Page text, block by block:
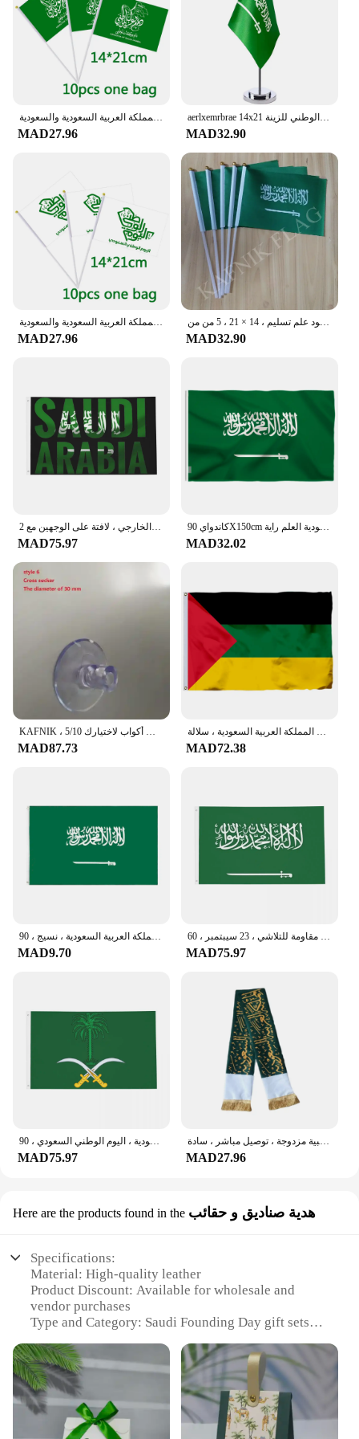
أعلام اليوم الوطني ، بوليستر ، علم يد ، المملكة العربية السعودية ، المملكة العربية السعودية والسعودية
MAD27.96
aerlxemrbrae 14x21 سنتيمتر مكتب عمل علم المملكة العربية السعودية راية البوليستر المملكة العربية السعودية العلم الوطني للزينة
MAD32.90
أعلام اليوم الوطني ، بوليستر ، علم يد ، المملكة العربية السعودية ، المملكة العربية السعودية والسعودية
MAD27.96
علم كافنيك-علم المملكة العربية السعودية مع عمود علم تسليم ، 14 × 21 ، 5 من من
MAD32.90
علم المملكة العربية السعودية للديكور الداخلي والخارجي ، لافتة على الوجهين مع 2x3 ، 3x5 ، 4x6 ، 5x8 قدم
MAD75.97
كاندواي 90X150cm ساو سا المملكة العربية السعودية العلم العربية السعودية العلم راية
MAD32.02
KAFNIK ، 5/10 قطعة الكثير السعودية الجدول مكتب راية العلم 14*21 سنتيمتر العلم/البلاستيك أعلام أو شفط أكواب لاختيارك
MAD87.73
علم المملكة العربية السعودية ، سلالة Ayyubid ، 3 × 5 قدم ، 90 × 7.5 سم ، 60x90 سم
MAD72.38
لافتة علم المملكة العربية السعودية ، نسيج ، 90x150cm
MAD9.70
لافتة بوليستر خارجية من المملكة العربية السعودية ، زخرفة اليوم الوطني ، مقاومة للتلاشي ، 23 سيبتمبر ، 60x90 ، 90x150cm
MAD75.97
MAD75.97 MAD27.96
Here are the products found in the هدية صناديق و حقائب
Specifications:
Material: High-quality leather
Product Discount: Available for wholesale and
vendor purchases
Type and Category: Saudi Founding Day gift sets
Usage and Purpose: Ideal for gifting on Saudi
Founding Day
Shape or Size or Weight or Quantity: Comes in
various sizes and quantities to suit different needs
Features: